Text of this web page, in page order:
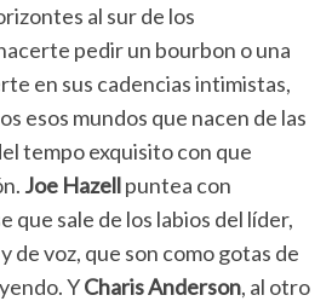
al sur de los
pedir un bourbon o una
en sus cadencias intimistas,
esos mundos que nacen de las
tempo exquisito con que
Joe Hazellpuntea con
que sale de los labios del líder,
de voz, que son como gotas de
YCharis Anderson, al otro